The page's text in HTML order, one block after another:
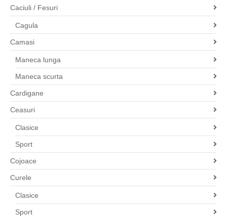
Caciuli / Fesuri
Cagula
Camasi
Maneca lunga
Maneca scurta
Cardigane
Ceasuri
Clasice
Sport
Cojoace
Curele
Clasice
Sport